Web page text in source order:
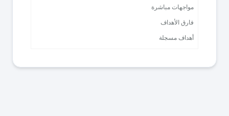
مواجهات مباشرة
فارق الأهداف
أهداف مسجلة